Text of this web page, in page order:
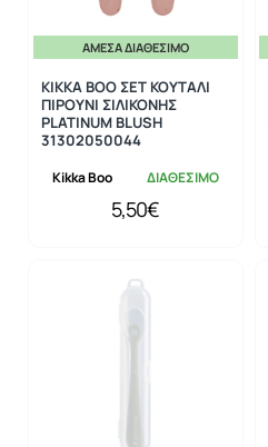
ΆΜΕΣΑ ΔΙΑΘΈΣΙΜΟ
Kikka Boo ΔΙΑΘΕΣΙΜΟ
KIKKA BOO ΣΕΤ ΚΟΥΤΑΛΙ
ΠΙΡΟΥΝΙ ΣΙΛΙΚΟΝΗΣ
PLATINUM BLUSH
31302050044
5,50€